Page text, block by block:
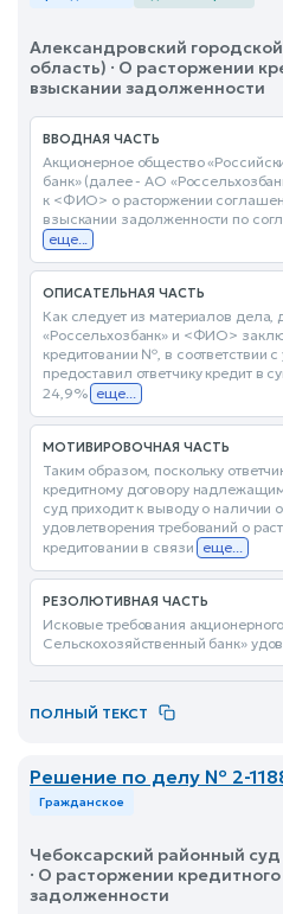
Александровский
область) · О расторжении
взыскании задолженности
ВВОДНАЯ ЧАСТЬ
Акционерное общество
банк» (далее - АО
к <ФИО> о расторжении
взыскании задолженности по
еще...
ОПИСАТЕЛЬНАЯ ЧАСТЬ
Как следует из материалов
«Россельхозбанк» и <ФИО>
кредитовании №, в соответствии
предоставил ответчику кредит в
24,9% еще...
МОТИВИРОВОЧНАЯ ЧАСТЬ
Таким образом, поскольку
кредитному договору
суд приходит к выводу о наличии
удовлетворения требований о
кредитовании в связи еще...
РЕЗОЛЮТИВНАЯ ЧАСТЬ
Исковые требования
Сельскохозяйственный банк»
ПОЛНЫЙ ТЕКСТ
Решение по делу № 2-
Гражданское
Чебоксарский районный
· О расторжении
задолженности